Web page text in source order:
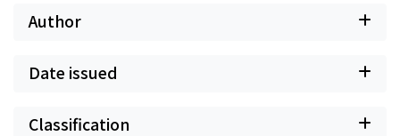
Author
Date issued
Classification